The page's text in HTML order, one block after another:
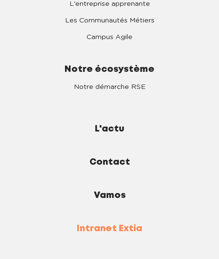
L'entreprise apprenante
Les Communautés Métiers
Campus Agile
Notre écosystème
Notre démarche RSE
L'actu
Contact
Vamos
Intranet Extia